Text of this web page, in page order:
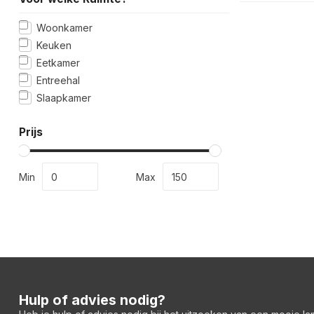
Woonkamer
Keuken
Eetkamer
Entreehal
Slaapkamer
Prijs
Min Max
Hulp of advies nodig?